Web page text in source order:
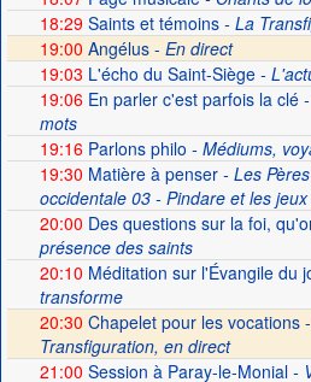
18:29Saints et témoins- La
19:00 Angélus - En direct
19:03 L'écho du Saint-Siège-
19:06En parler c'est parfois la clé-
mots
19:16Parlons philo - Médiums,
19:30 Matière à penser- Les
occidentale 03 - Pindare et les
20:00 Des questions sur la foi,
présence des saints
20:10 Méditation sur l'Évangile du
transforme
20:30 Chapelet pour les vocations -
Transfiguration, en direct
21:00 Session à Paray-le-Monial-